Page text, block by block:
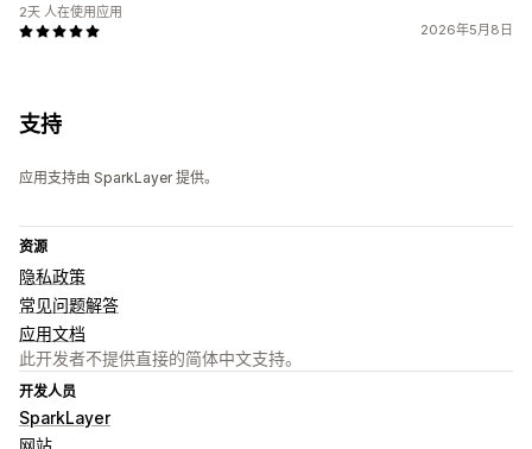
2026年5月8日
2天 人在使用应用
支持
应用支持由 SparkLayer 提供。
资源
隐私政策
常见问题解答
应用文档
此开发者不提供直接的简体中文支持。
开发人员
SparkLayer